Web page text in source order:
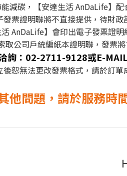
減碳，【安達生活 AnDaLife】
票證明聯將不直接提供，待財政
AnDaLife】會印出電子發票證
公司戶統編紙本證明聯，發票將
詢：02-2711-9128或E-
恕無法更改發票格式，請於訂單
他問題，請於服務時